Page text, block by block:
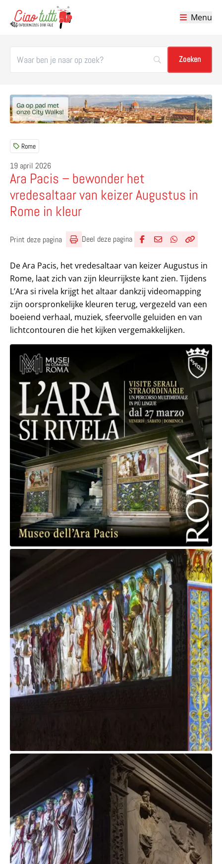
Menu
Rome
19 april 2026
Ara Pacis – bewonder het
vredesaltaar van keizer Augustus in
Rome in kleur
Print deze pagina Deel deze pagina
De Ara Pacis, het vredesaltaar van keizer Augustus in
Rome, laat zich van zijn kleurrijkste kant zien. Tijdens
L’Ara si rivela krijgt het altaar dankzij videomapping
zijn oorspronkelijke kleuren terug, vergezeld van een
boeiend verhaal, muziek, sfeervolle geluiden en van
lichtcontouren die het kijken vergemakkelijken.